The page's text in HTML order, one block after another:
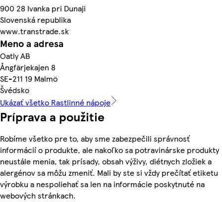
900 28 Ivanka pri Dunaji
Slovenská republika
www.transtrade.sk
Meno a adresa
Oatly AB
Ångfärjekajen 8
SE-211 19 Malmö
Švédsko
Ukázať všetko Rastlinné nápoje
Príprava a použitie
Robíme všetko pre to, aby sme zabezpečili správnosť
informácií o produkte, ale nakoľko sa potravinárske produkty
neustále menia, tak prísady, obsah výživy, diétnych zložiek a
alergénov sa môžu zmeniť. Mali by ste si vždy prečítať etiketu
výrobku a nespoliehať sa len na informácie poskytnuté na
webových stránkach.